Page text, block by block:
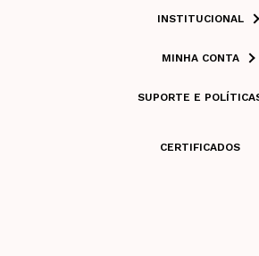
INSTITUCIONAL
MINHA CONTA
SUPORTE E
CERTIFICADOS